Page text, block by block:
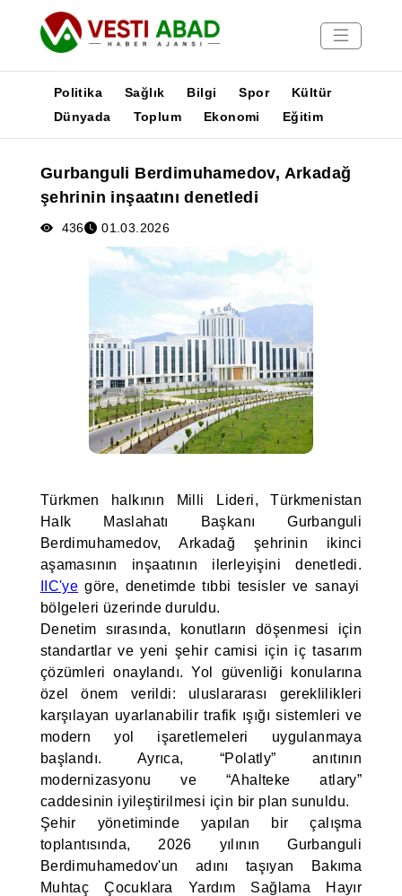
Yayınlar
Medya
Poster
Politika Sağlık Bilgi Spor
Kültür
Dünyada
Toplum Ekonomi Eğitim
Gurbanguli Berdimuhamedov, Arkadağ
şehrinin inşaatını denetledi
436 01.03.2026
Türkmen halkının Milli Lideri, Türkmenistan
Halk Maslahatı Başkanı Gurbanguli
Berdimuhamedov, Arkadağ şehrinin ikinci
aşamasının inşaatının ilerleyişini denetledi.
IIC'ye göre, denetimde tıbbi tesisler ve sanayi
bölgeleri üzerinde duruldu.
Denetim sırasında, konutların döşenmesi için
standartlar ve yeni şehir camisi için iç tasarım
çözümleri onaylandı. Yol güvenliği konularına
özel önem verildi: uluslararası gereklilikleri
karşılayan uyarlanabilir trafik ışığı sistemleri ve
modern yol işaretlemeleri uygulanmaya
başlandı. Ayrıca, “Polatly” anıtının
modernizasyonu ve “Ahalteke atlary”
caddesinin iyileştirilmesi için bir plan sunuldu.
Şehir yönetiminde yapılan bir çalışma
toplantısında, 2026 yılının Gurbanguli
Berdimuhamedov'un adını taşıyan Bakıma
Muhtaç Çocuklara Yardım Sağlama Hayır